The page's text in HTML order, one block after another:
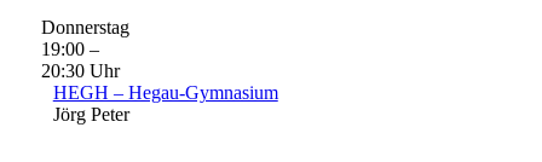
Donnerstag
19:00 –
20:30 Uhr
HEGH – Hegau-Gymnasium
Jörg Peter